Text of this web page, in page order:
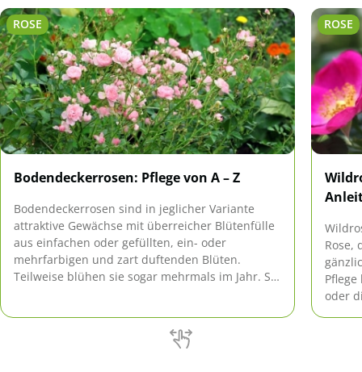
ROSE
Bodendeckerrosen: Pflege von A – Z
Bodendeckerrosen sind in jeglicher Variante
attraktive Gewächse mit überreicher Blütenfülle
aus einfachen oder gefüllten, ein- oder
mehrfarbigen und zart duftenden Blüten.
Teilweise blühen sie sogar mehrmals im Jahr. Sie
ROSE
Rose,
oder